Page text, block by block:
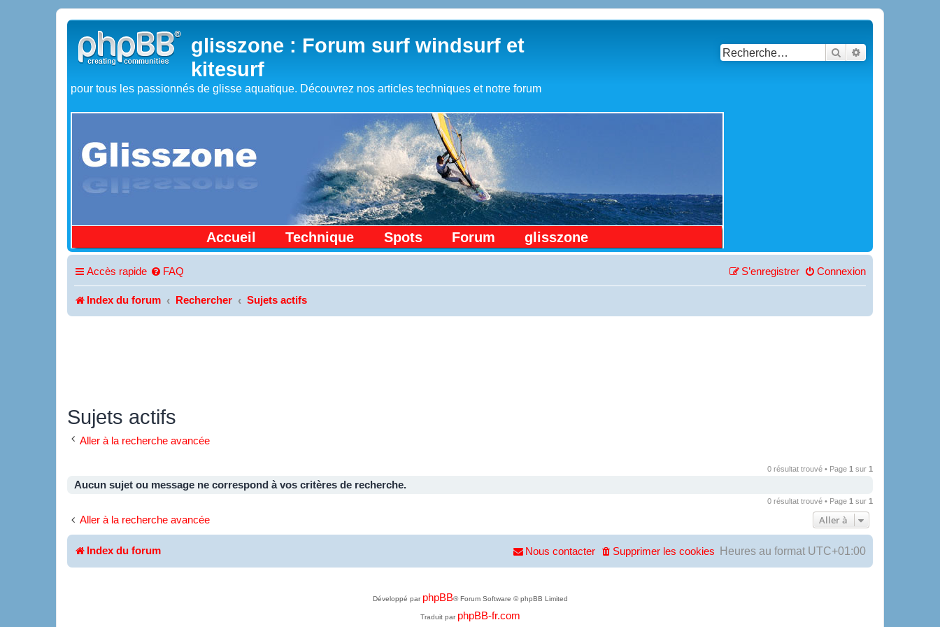
glisszone : Forum surf windsurf et
kitesurf
pour tous les passionnés de glisse aquatique. Découvrez nos articles techniques et notre forum
Accueil Technique Spots Forum glisszone
Rechercher
Accès rapide FAQ Connexion
S’enregistrer
Index du forum Rechercher Sujets actifs
Sujets actifs
Aller à la recherche avancée
0 résultat trouvé • Page 1 sur 1
Aucun sujet ou message ne correspond à vos critères de recherche.
0 résultat trouvé • Page 1 sur 1
Aller à la recherche avancée Aller à
Index du forum Heures au format UTC+01:00
Supprimer les cookies
Nous contacter
Développé par phpBB® Forum Software © phpBB Limited
Traduit par phpBB-fr.com